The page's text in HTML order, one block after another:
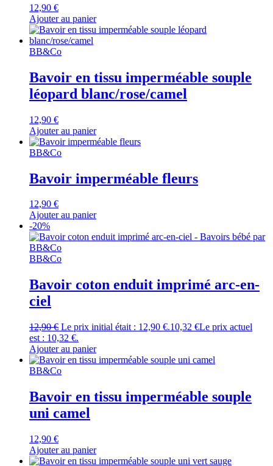
12,90 €
Ajouter au panier
BB&Co
Bavoir en tissu imperméable souple
léopard blanc/rose/camel
12,90 €
Ajouter au panier
BB&Co
Bavoir imperméable fleurs
12,90 €
Ajouter au panier
-20%
BB&Co
Bavoir coton enduit imprimé arc-en-
ciel
12,90€ Le prix initial était : 12,90 €.10,32 €Le prix actuel
est : 10,32 €.
Ajouter au panier
BB&Co
Bavoir en tissu imperméable souple
uni camel
12,90 €
Ajouter au panier